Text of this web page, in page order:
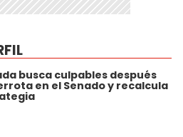
busca culpables después
en el Senado y recalcula